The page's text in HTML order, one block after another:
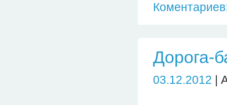
Дорога-
03.12.2012 |